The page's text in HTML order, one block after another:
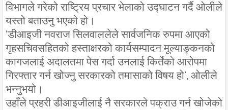
विभागले गरेको राष्ट्रिय प्रचार भेलाको उद्घाटन गर्दै ओलीले
यस्तो बताउनु भएको हो।
‘डीआइजी नवराज सिलवाललेले सार्वजनिक रुपमा आएको
गृहसचिवसहितको हस्ताक्षरको कार्यसम्पादन मूल्याङ्कनको
कागजलाई अदालतमा पेस गर्दा उनलाई किर्तेको आरोपमा
गिरफ्तार गर्न खोज्नु सरकारको तमासाको विषय हो’, ओलीले
भन्नुभयो।
उहाँले प्रहरी डीआइजीलाई नै सरकारले पक्राउ गर्न खोजेको